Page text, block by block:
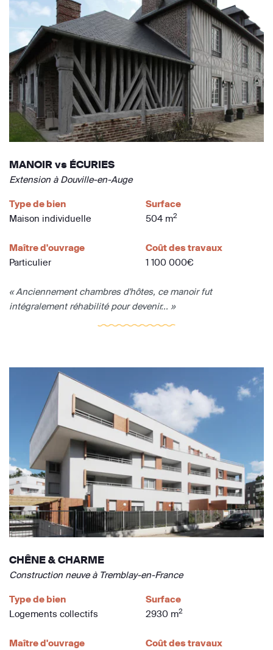
MANOIR vs ÉCURIES
Extension à Douville-en-Auge
Type de bien
Maison individuelle
Surface
504 m2
Maître d'ouvrage
Particulier
Coût des travaux
1 100 000€
« Anciennement chambres d'hôtes, ce manoir fut
intégralement réhabilité pour devenir... »
CHÊNE & CHARME
Construction neuve à Tremblay-en-France
Type de bien
Logements collectifs
Surface
2930 m2
Maître d'ouvrage
Coût des travaux